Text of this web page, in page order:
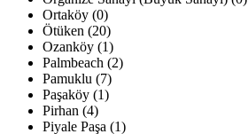
Ortaköy (0)
Ötüken (20)
Ozanköy (1)
Palmbeach (2)
Pamuklu (7)
Paşaköy (1)
Pirhan (4)
Piyale Paşa (1)